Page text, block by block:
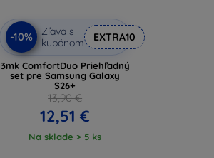
-10%
Zľava s
kupónom
EXTRA10
3mk ComfortDuo Priehľadný
set pre Samsung Galaxy
S26+
13,90 €
12,51 €
Na sklade > 5 ks